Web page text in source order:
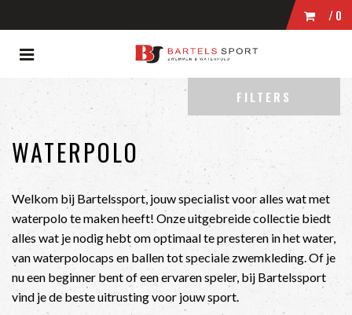
(Wedstrijdkleding)
(Kleding)
(Zwembrillen)
(Tassen)
(Accessoires)
/0
WINKELWAGEN
UW WINKELWAGEN IS LEEG.
VUL HEM MET PRODUCTEN.
Toggle
FILTERS
WATERPOLO
Welkom bij Bartelssport, jouw specialist voor alles wat met
waterpolo te maken heeft! Onze uitgebreide collectie biedt
alles wat je nodig hebt om optimaal te presteren in het water,
van waterpolocaps en ballen tot speciale zwemkleding. Of je
nu een beginner bent of een ervaren speler, bij Bartelssport
vind je de beste uitrusting voor jouw sport.